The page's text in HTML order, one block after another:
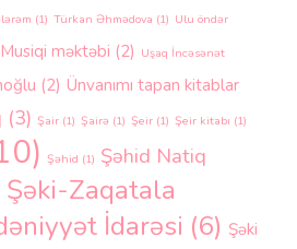
(1) Türkan Əhmədova (1) Ulu öndər
məktəbi (2) Uşaq İncəsənət
(2) Ünvanımı tapan kitablar
(3) Şair (1) Şairə (1) Şeir (1) Şeir kitabı (1)
Şəhid (1) Şəhid Natiq
Şəki-Zaqatala
İdarəsi (6) Şəki